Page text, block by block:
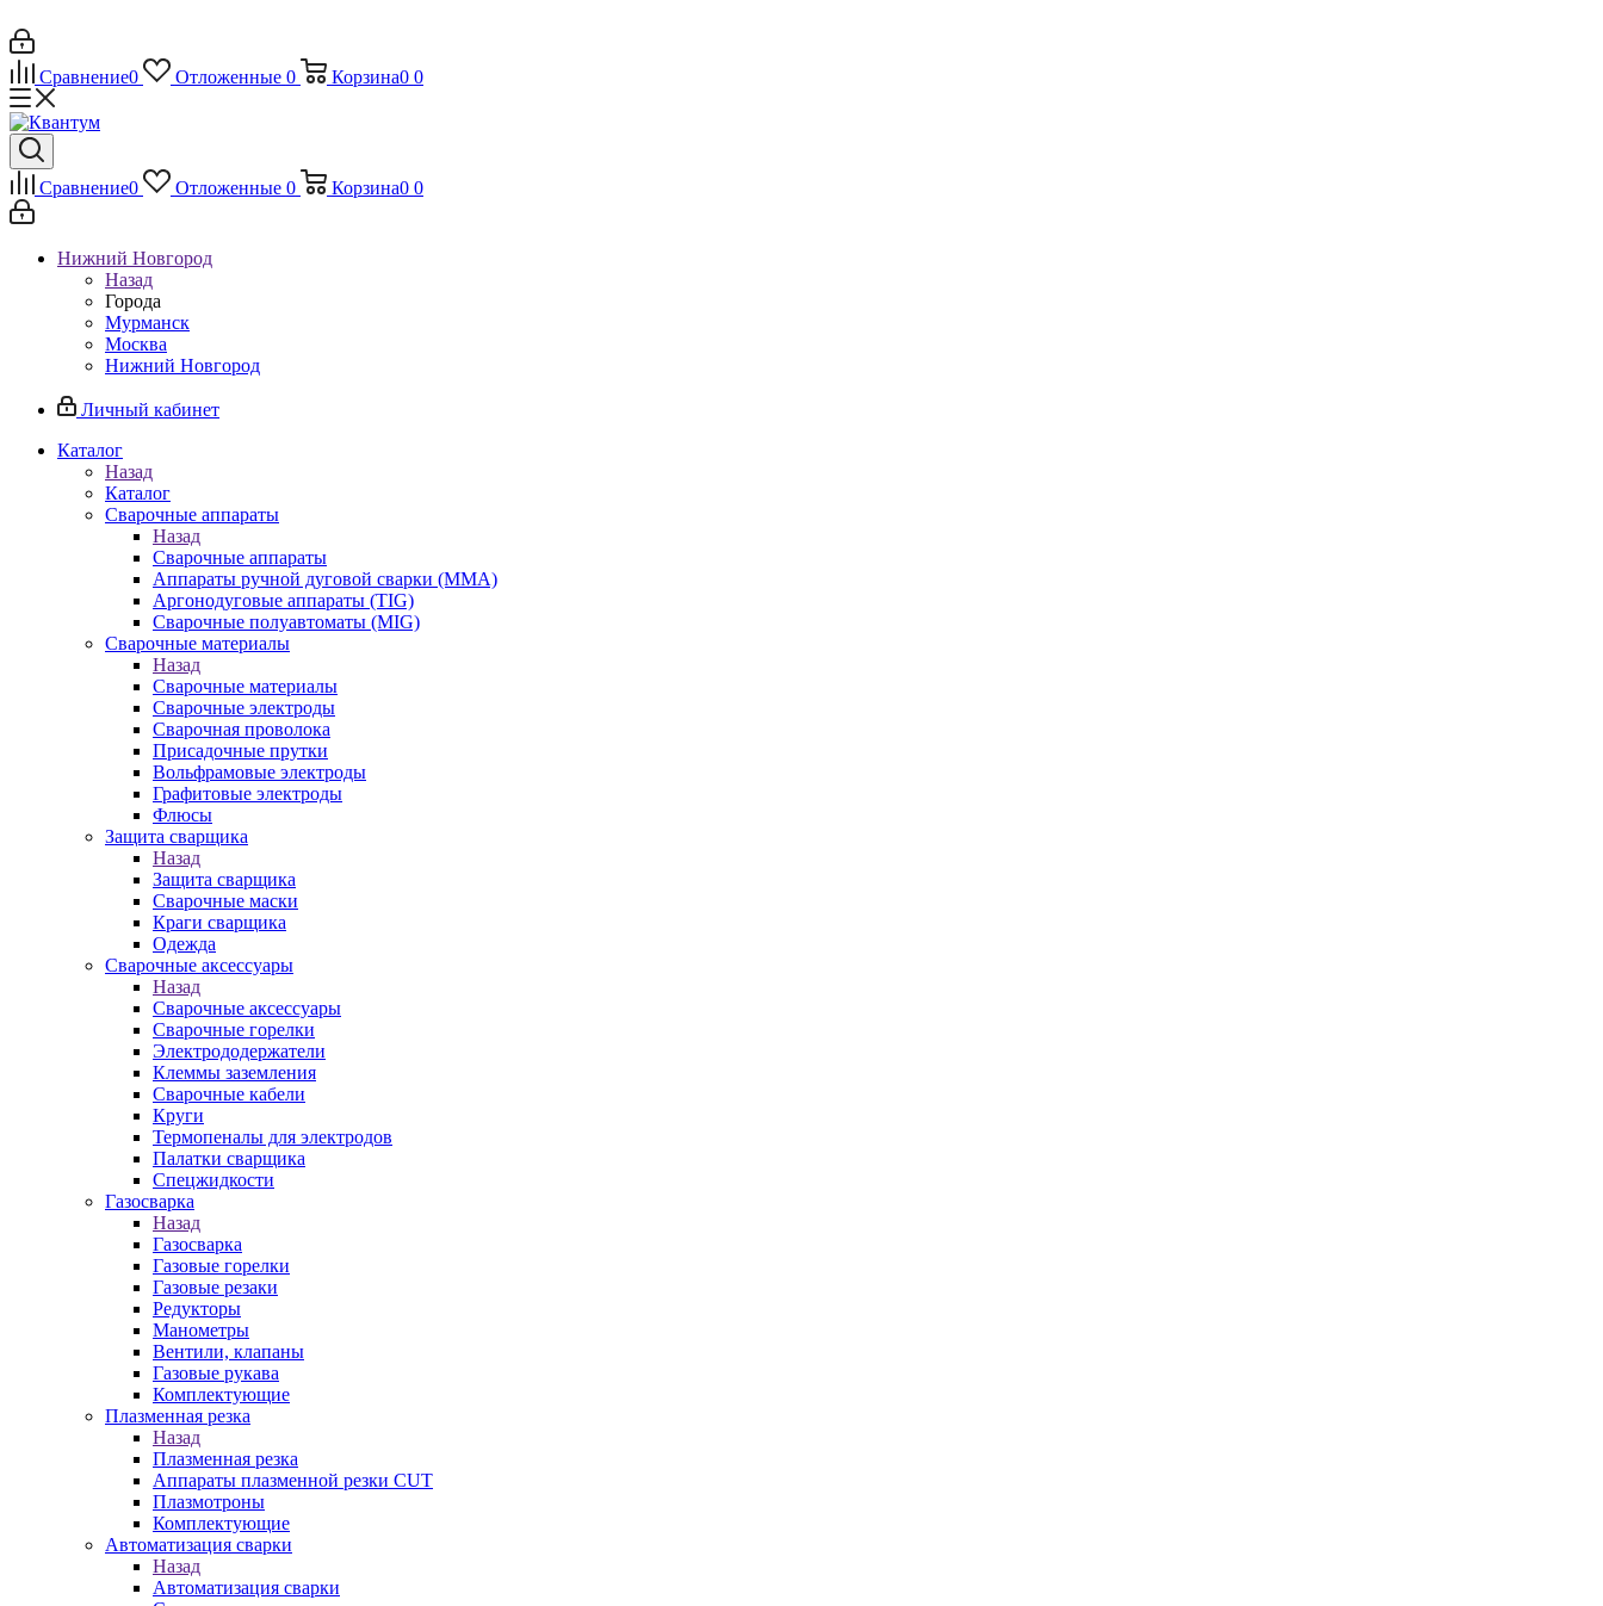
Сравнение0 Отложенные 0 Корзина0 0
Сравнение0 Отложенные 0 Корзина0 0
Нижний Новгород
Назад
Города
Мурманск
Москва
Нижний Новгород
Личный кабинет
Каталог
Назад
Каталог
Сварочные аппараты
Назад
Сварочные аппараты
Аппараты ручной дуговой сварки (MMA)
Аргонодуговые аппараты (TIG)
Сварочные полуавтоматы (MIG)
Сварочные материалы
Назад
Сварочные материалы
Сварочные электроды
Сварочная проволока
Присадочные прутки
Вольфрамовые электроды
Графитовые электроды
Флюсы
Защита сварщика
Назад
Защита сварщика
Сварочные маски
Краги сварщика
Одежда
Сварочные аксессуары
Назад
Сварочные аксессуары
Сварочные горелки
Электрододержатели
Клеммы заземления
Сварочные кабели
Круги
Термопеналы для электродов
Палатки сварщика
Спецжидкости
Газосварка
Назад
Газосварка
Газовые горелки
Газовые резаки
Редукторы
Манометры
Вентили, клапаны
Газовые рукава
Комплектующие
Плазменная резка
Назад
Плазменная резка
Аппараты плазменной резки CUT
Плазмотроны
Комплектующие
Автоматизация сварки
Назад
Автоматизация сварки